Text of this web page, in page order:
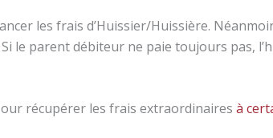
les frais d’Huissier/Huissière.
le parent débiteur ne paie toujours pas,
récupérer les frais extraordinaires à